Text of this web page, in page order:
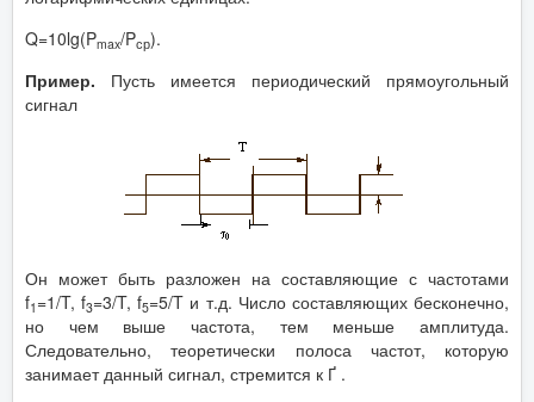
Q=10lg(Pmax/Pср).
Пример. Пусть имеется периодический прямоугольный
сигнал
Он может быть разложен на составляющие с частотами
f1 =1/T, f3=3/T, f5=5/T и т.д. Число составляющих бесконечно,
но чем выше частота, тем меньше амплитуда.
Следовательно, теоретически полоса частот, которую
занимает данный сигнал, стремится к Ґ .